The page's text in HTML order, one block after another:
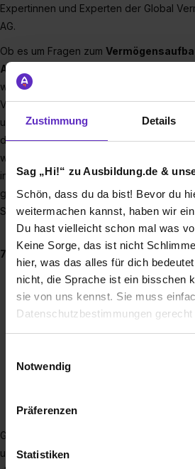
Zustimmung Details
Sag „Hi!“ zu Ausbildung.de &
Schön, dass du da bist! Bevor du
weitermachen kannst, haben wir
Du hast vielleicht schon mal was
Keine Sorge, das ist nicht
hier, was das alles für dich
nicht, die Sprache ist ein bisschen
sie von uns kennst. Sie muss
Datenschutzbestimmungen gerecht
Benutzung der Webseite
Webseite zu analysieren
Notwendig
Präferenzen
Statistiken
Expertinnen und Experten der Global
AG.
Ob es um Fragen zum
Altersvorsorge
wir von GLOBAL beraten zu allen Themen
Vermögen, Finanzierung, Versicherung
unser großer Vorteil: Unsere Kundinnen
den kompletten Service aus einer Hand.
wir die richtige Strategie. Dieser
in 40 Jahren Unternehmensgeschichte
genauso umfassend ausgebildet werden,
Seite zu beraten?
7 Gründe für eine Ausbildung bei
Übernahmequote von 100 %
1000 Euro brutto pro Monat schon
Überdurchschnittliche
32 Tage Urlaub im Jahr
Mitarbeiterrabatte für
GLOBAL hat seinen Sitz in
und Partner sind aber in vielen weiteren